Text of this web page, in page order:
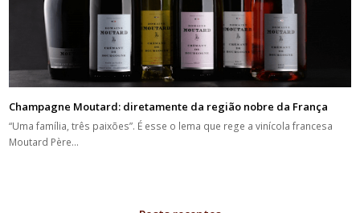
Champagne Moutard: diretamente da região nobre da França
“Uma família, três paixões”. É esse o lema que rege a vinícola francesa
Moutard Père…